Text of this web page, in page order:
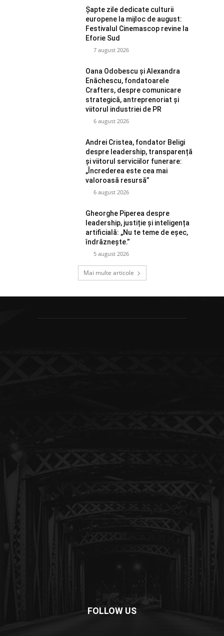
Șapte zile dedicate culturii
europene la mijloc de august:
Festivalul Cinemascop revine la
Eforie Sud
7 august 2026
Oana Odobescu și Alexandra
Enăchescu, fondatoarele
Crafters, despre comunicare
strategică, antreprenoriat și
viitorul industriei de PR
6 august 2026
Andrei Cristea, fondator Beligi
despre leadership, transparență
și viitorul serviciilor funerare:
„Încrederea este cea mai
valoroasă resursă”
6 august 2026
Gheorghe Piperea despre
leadership, justiție și inteligența
artificială: „Nu te teme de eșec,
îndrăznește.”
5 august 2026
Mai multe articole
FOLLOW US